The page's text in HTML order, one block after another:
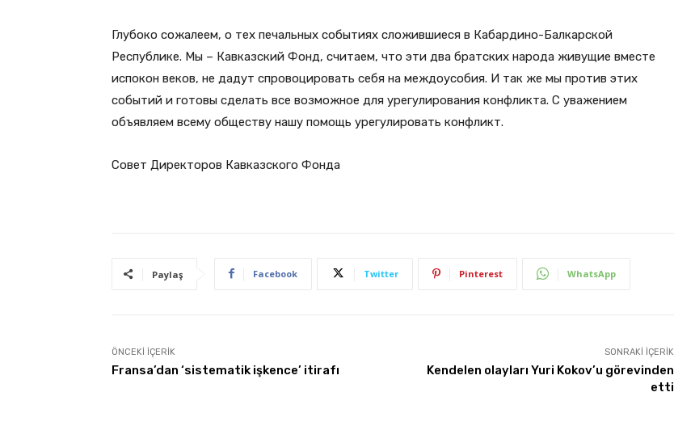
Глубоко сожалеем, о тех печальных событиях сложившиеся в Кабардино-Балкарской
Республике. Мы – Кавказский Фонд, считаем, что эти два братских народа живущие вместе
испокон веков, не дадут спровоцировать себя на междоусобия. И так же мы против этих
событий и готовы сделать все возможное для урегулирования конфликта. С уважением
объявляем всему обществу нашу помощь урегулировать конфликт.
Совет Директоров Кавказского Фонда
Paylaş Facebook Twitter Pinterest WhatsApp
ÖNCEKI İÇERIK
Fransa’dan ‘sistematik işkence’ itirafı
SONRAKI İÇERIK
Kendelen olayları Yuri Kokov’u görevinden
etti